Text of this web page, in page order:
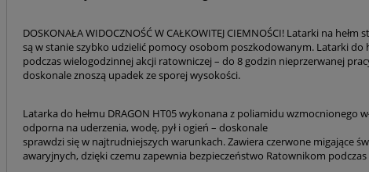
DOSKONAŁA WIDOCZNOŚĆ W CAŁKOWITEJ CIEMNOŚCI! Latarki na
są w stanie szybko udzielić pomocy osobom poszkodowanym. Latarki do
podczas wielogodzinnej akcji ratowniczej – do 8 godzin nieprzerwanej
doskonale znoszą upadek ze sporej wysokości.
Latarka do hełmu DRAGON HT05 wykonana z poliamidu wzmocnionego
odporna na uderzenia, wodę, pył i ogień – doskonale
sprawdzi się w najtrudniejszych warunkach. Zawiera czerwone migające
awaryjnych, dzięki czemu zapewnia bezpieczeństwo Ratownikom